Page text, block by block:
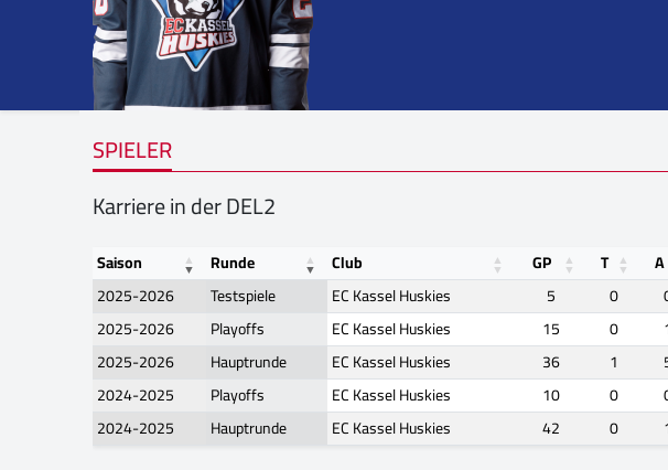
SPIELER
Karriere in der DEL2
Saison Runde Club GP T A
2025-2026
Testspiele EC Kassel Huskies 5 0
2025-2026
Playoffs EC Kassel Huskies 15 0
2025-2026
Hauptrunde EC Kassel Huskies 36 1
2024-2025
Playoffs EC Kassel Huskies 10 0
2024-2025
Hauptrunde EC Kassel Huskies 42 0